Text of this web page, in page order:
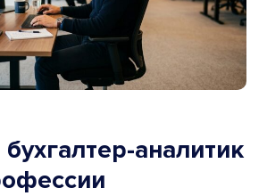
бухгалтер-аналитик